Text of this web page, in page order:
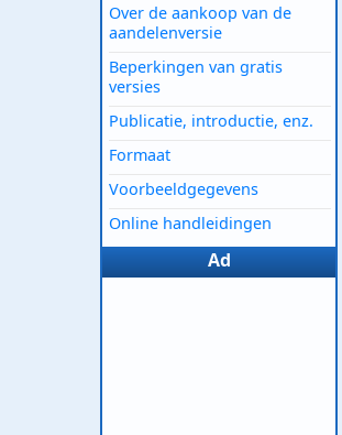
Over de aankoop van de
aandelenversie
Beperkingen van gratis
versies
Publicatie, introductie, enz.
Formaat
Voorbeeldgegevens
Online handleidingen
Ad